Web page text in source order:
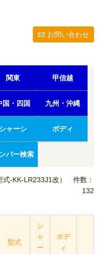
お問い合わせ
関東 甲信越
国・四国 九州・沖縄
シャーシ ボディ
バー検索
式-KK-LR233J1改）
件数：
132
型式
シ
ャ
ー
ボデ
ィ